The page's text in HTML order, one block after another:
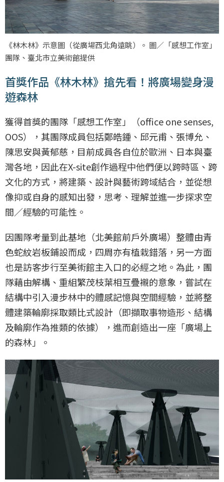
《林木林》示意圖（從廣場西北角遠眺）。 圖／「感想工作室」
團隊、臺北市立美術館提供
首獎作品《林木林》搶先看！將廣場變身漫
遊森林
獲得首獎的團隊「感想工作室」（office one senses,
OOS），其團隊成員包括鄭皓鍾、邱元甫、張博允、
陳思安與黃郁慈，目前成員各自位於歐洲、日本與臺
灣各地，因此在X-site創作過程中他們便以跨時區、跨
文化的方式，將建築、設計與藝術跨域結合，並從想
像抑或自身的感知出發，思考、理解並進一步探求空
間／經驗的可能性。
因團隊考量到此基地（北美館前戶外廣場）整體由青
色蛇紋岩板鋪設而成，四周亦有植栽錯落，另一方面
也是訪客步行至美術館主入口的必經之地。為此，團
隊藉由解構、重組繁茂枝葉相互疊襯的意象，嘗試在
結構中引入漫步林中的體感記憶與空間經驗，並將整
體建築輪廓採取類比式設計（即擷取事物造形、結構
及輪廓作為推類的依據），進而創造出一座「廣場上
的森林」。